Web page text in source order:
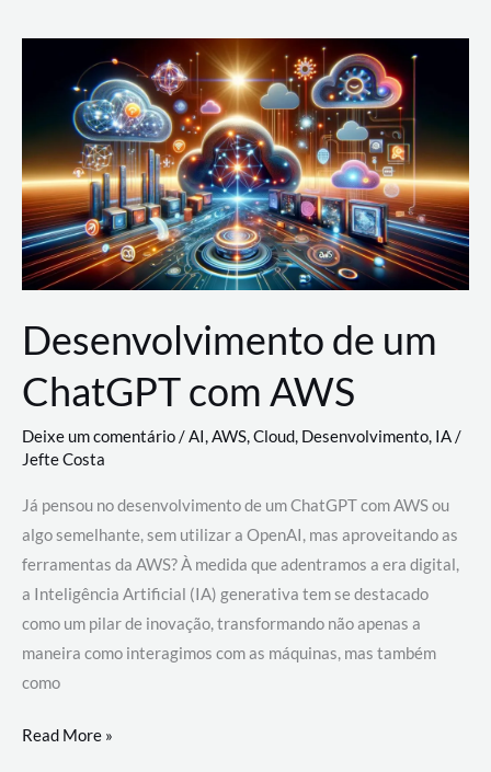
Nuvem:
Google
Cloud,
AWS
e
Azure
Desenvolvimento de um
ChatGPT com AWS
Deixe um comentário/AI,AWS,Cloud, Desenvolvimento, IA/
Jefte Costa
Já pensou no desenvolvimento de um ChatGPT com AWS ou
algo semelhante, sem utilizar a OpenAI, mas aproveitando as
ferramentas da AWS? À medida que adentramos a era digital,
a Inteligência Artificial (IA) generativa tem se destacado
como um pilar de inovação, transformando não apenas a
maneira como interagimos com as máquinas, mas também
como
Desenvolvimento
Read More »